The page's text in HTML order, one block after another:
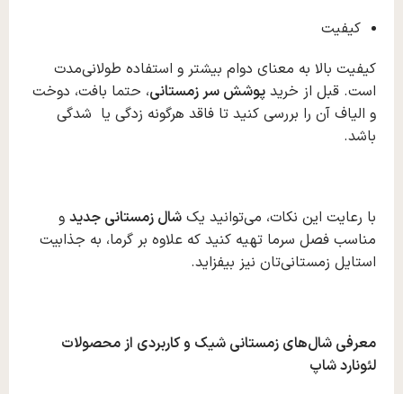
کیفیت
کیفیت بالا به معنای دوام بیشتر و استفاده طولانی‌مدت
است. قبل از خرید پوشش سر زمستانی، حتما بافت، دوخت
و الیاف آن را بررسی کنید تا فاقد هرگونه زدگی یا شدگی
باشد.
با رعایت این نکات، می‌توانید یک شال زمستانی جدید و
مناسب فصل سرما تهیه کنید که علاوه بر گرما، به جذابیت
استایل زمستانی‌تان نیز بیفزاید.
معرفی شال‌های زمستانی شیک و کاربردی از محصولات
لئونارد شاپ